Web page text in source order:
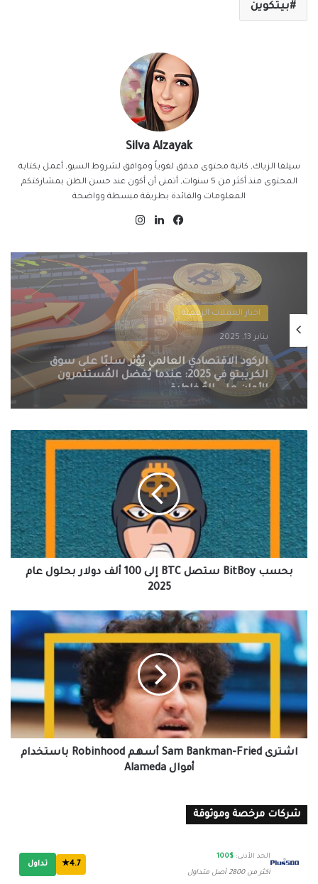
بيتكوين
Silva Alzayak
سيلفا الزياك, كاتبة محتوى مدقق لغوياً وموافق لشروط السيو, أعمل بكتابة
المحتوى منذ أكثر من 5 سنوات, أتمنى أن أكون عند حسن الظن بمشاركتكم
المعلومات والفائدة بطريقة مبسطة وواضحة
فيسبوكلينكدإن
اخبار العملات الرقمية
يناير 13, 2025
التنظيمات الحكومية الصارمة تُطيح بسوق
الكريبتو في 2025: سيف ذو حدين على
مستقبل العملات الرقمية
بحسب
BitBoy
ستصل
BTC
إلى
100
ألف
دولار
بحلول
بحسب BitBoy ستصل BTC إلى 100 ألف دولار بحلول عام
2025
اشترى
Sam
Bankman-
Fried
أسهم
Robinhood
باستخدام
أموال
Alameda
اشترى Sam Bankman-Fried أسهم Robinhood باستخدام
أموال Alameda
شركات مرخصة وموثوقة
الحد الأدنى: $100
أكثر من 2800 أصل متداول
4.7★ تداول